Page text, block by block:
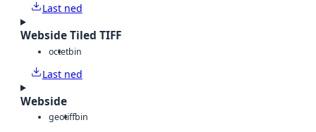
Last ned
Webside Tiled TIFF
octetbin
Last ned
Webside
geotiffbin